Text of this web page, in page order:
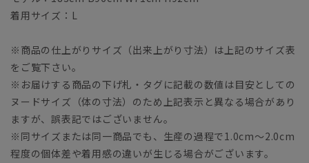
着用サイズ：L
※商品の仕上がりサイズ（出来上がり寸法）は上記のサイズ表
をご覧下さい。
※お届けする商品の下げ札・タグに記載の数値は目安としての
ヌードサイズ（体の寸法）のため上記表示と異なる場合があり
ますが、誤表記ではございません。
※同サイズまたは同一商品でも、生産の過程で1.0cm～2.0cm
程度の個体差や着用感の違いが生じる場合がございます。